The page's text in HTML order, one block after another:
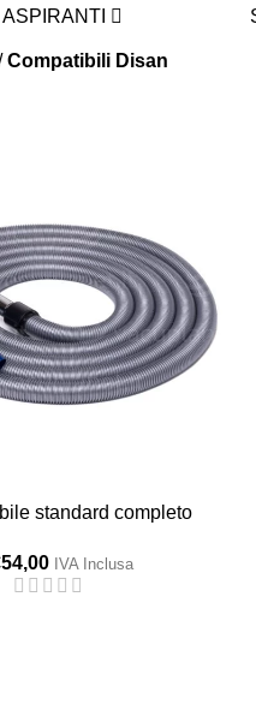
Compatibili Disan
standard completo
54,00 IVA Inclusa